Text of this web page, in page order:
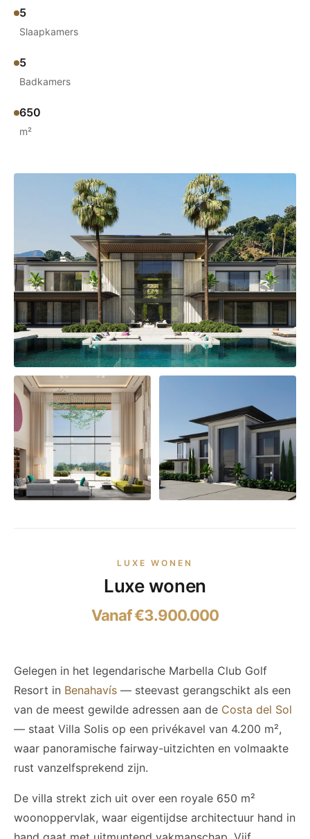
5
Slaapkamers
5
Badkamers
650
m²
LUXE WONEN
Luxe wonen
Vanaf €3.900.000
Gelegen in het legendarische Marbella Club Golf
Resort in Benahavís — steevast gerangschikt als een
van de meest gewilde adressen aan de Costa del Sol
— staat Villa Solis op een privékavel van 4.200 m²,
waar panoramische fairway-uitzichten en volmaakte
rust vanzelfsprekend zijn.
De villa strekt zich uit over een royale 650 m²
woonoppervlak, waar eigentijdse architectuur hand in